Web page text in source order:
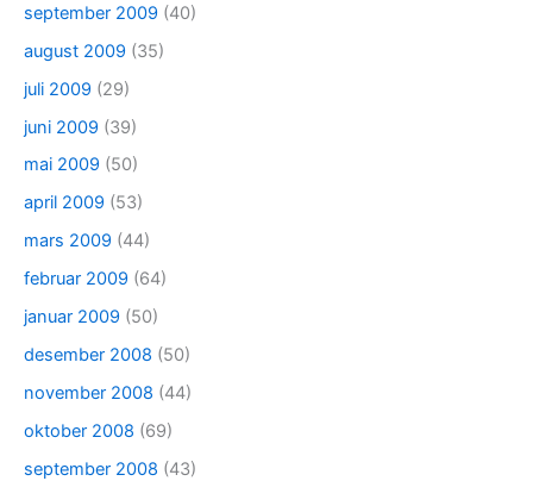
september 2009 (40)
august 2009 (35)
juli 2009 (29)
juni 2009 (39)
mai 2009 (50)
april 2009 (53)
mars 2009 (44)
februar 2009 (64)
januar 2009 (50)
desember 2008 (50)
november 2008 (44)
oktober 2008 (69)
september 2008 (43)